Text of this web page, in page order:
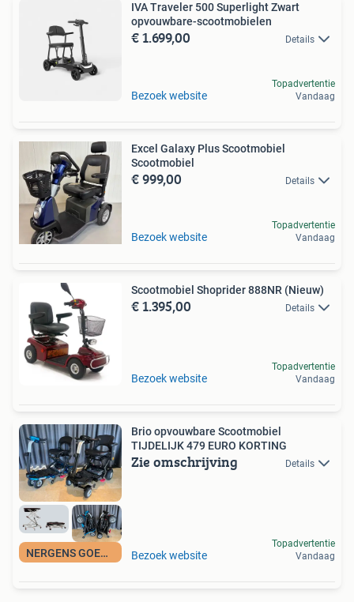
IVA Traveler 500 Superlight Zwart
opvouwbare-scootmobielen
€ 1.699,00 Details
Bezoek website
Topadvertentie
Vandaag
Excel Galaxy Plus Scootmobiel
Scootmobiel
€ 999,00 Details
Bezoek website
Topadvertentie
Vandaag
Scootmobiel Shoprider 888NR (Nieuw)
€ 1.395,00 Details
Bezoek website
Topadvertentie
Vandaag
NERGENS GOEDKOPER
Brio opvouwbare Scootmobiel
TIJDELIJK 479 EURO KORTING
Zie omschrijving Details
Bezoek website
Topadvertentie
Vandaag